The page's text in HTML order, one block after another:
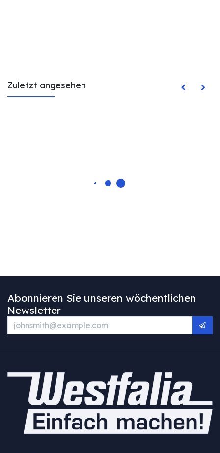
Zuletzt angesehen
Abonnieren Sie unseren wöchentlichen
Newsletter